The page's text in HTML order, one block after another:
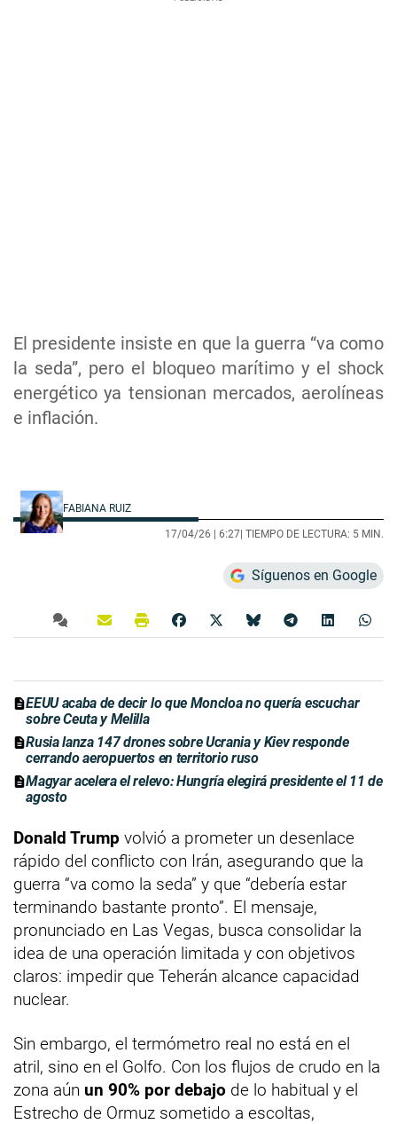
El presidente insiste en que la guerra “va como
la seda”, pero el bloqueo marítimo y el shock
energético ya tensionan mercados, aerolíneas
e inflación.
FABIANA RUIZ
17/04/26 | 6:27| TIEMPO DE LECTURA: 5 MIN.
Síguenos en Google
EEUU acaba de decir lo que Moncloa no quería escuchar
sobre Ceuta y Melilla
Rusia lanza 147 drones sobre Ucrania y Kiev responde
cerrando aeropuertos en territorio ruso
Magyar acelera el relevo: Hungría elegirá presidente el 11 de
agosto
Donald Trump volvió a prometer un desenlace
rápido del conflicto con Irán, asegurando que la
guerra “va como la seda” y que “debería estar
terminando bastante pronto”. El mensaje,
pronunciado en Las Vegas, busca consolidar la
idea de una operación limitada y con objetivos
claros: impedir que Teherán alcance capacidad
nuclear.
Sin embargo, el termómetro real no está en el
atril, sino en el Golfo. Con los flujos de crudo en la
zona aún un 90% por debajo de lo habitual y el
Estrecho de Ormuz sometido a escoltas,